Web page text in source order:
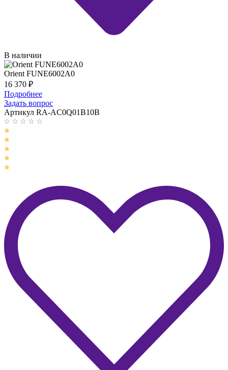
В наличии
Orient FUNE6002A0
16 370 ₽
Подробнее
Задать вопрос
Артикул RA-AC0Q01B10B